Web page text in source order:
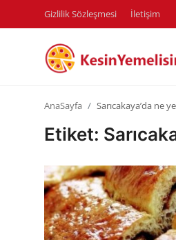
Gizlilik Sözleşmesi İletişim
Diyet & Sağlıklı Beslenme
İletişim
AnaSayfa Sarıcakaya’da ne
Etiket: